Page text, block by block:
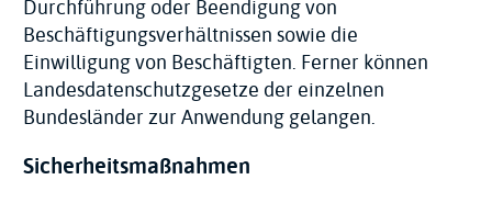
Durchführung oder Beendigung von
Beschäftigungsverhältnissen sowie die
Einwilligung von Beschäftigten. Ferner können
Landesdatenschutzgesetze der einzelnen
Bundesländer zur Anwendung gelangen.
Sicherheitsmaßnahmen